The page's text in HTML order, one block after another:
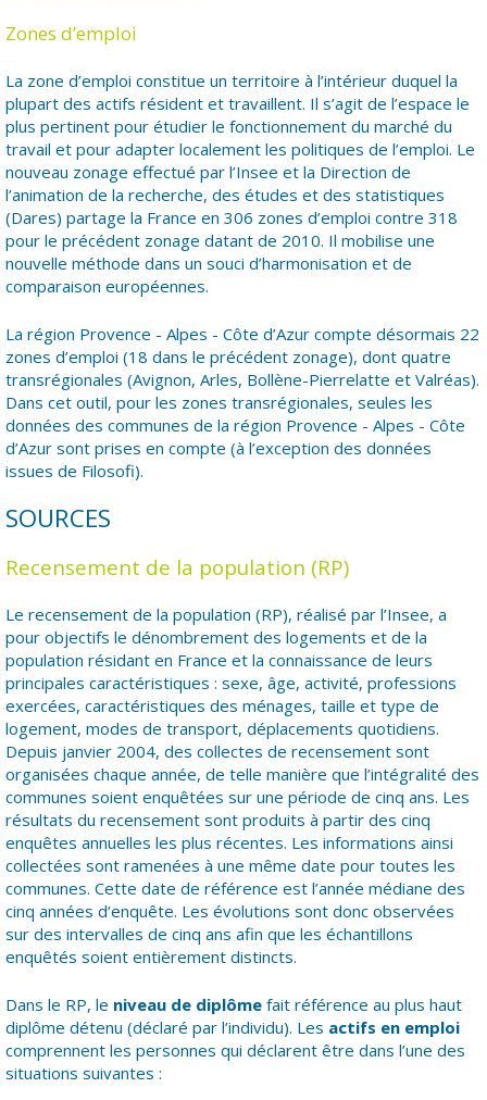
Zones d’emploi
La zone d’emploi constitue un territoire à l’intérieur duquel la
plupart des actifs résident et travaillent. Il s’agit de l’espace le
plus pertinent pour étudier le fonctionnement du marché du
travail et pour adapter localement les politiques de l’emploi. Le
nouveau zonage effectué par l’Insee et la Direction de
l’animation de la recherche, des études et des statistiques
(Dares) partage la France en 306 zones d’emploi contre 318
pour le précédent zonage datant de 2010. Il mobilise une
nouvelle méthode dans un souci d’harmonisation et de
comparaison européennes.
La région Provence - Alpes - Côte d’Azur compte désormais 22
zones d’emploi (18 dans le précédent zonage), dont quatre
transrégionales (Avignon, Arles, Bollène-Pierrelatte et Valréas).
Dans cet outil, pour les zones transrégionales, seules les
données des communes de la région Provence - Alpes - Côte
d’Azur sont prises en compte (à l’exception des données
issues de Filosofi).
SOURCES
Recensement de la population (RP)
Le recensement de la population (RP), réalisé par l’Insee, a
pour objectifs le dénombrement des logements et de la
population résidant en France et la connaissance de leurs
principales caractéristiques : sexe, âge, activité, professions
exercées, caractéristiques des ménages, taille et type de
logement, modes de transport, déplacements quotidiens.
Depuis janvier 2004, des collectes de recensement sont
organisées chaque année, de telle manière que l’intégralité des
communes soient enquêtées sur une période de cinq ans. Les
résultats du recensement sont produits à partir des cinq
enquêtes annuelles les plus récentes. Les informations ainsi
collectées sont ramenées à une même date pour toutes les
communes. Cette date de référence est l’année médiane des
cinq années d’enquête. Les évolutions sont donc observées
sur des intervalles de cinq ans afin que les échantillons
enquêtés soient entièrement distincts.
Dans le RP, le niveau de diplôme fait référence au plus haut
diplôme détenu (déclaré par l’individu). Les actifs en emploi
comprennent les personnes qui déclarent être dans l’une des
situations suivantes :